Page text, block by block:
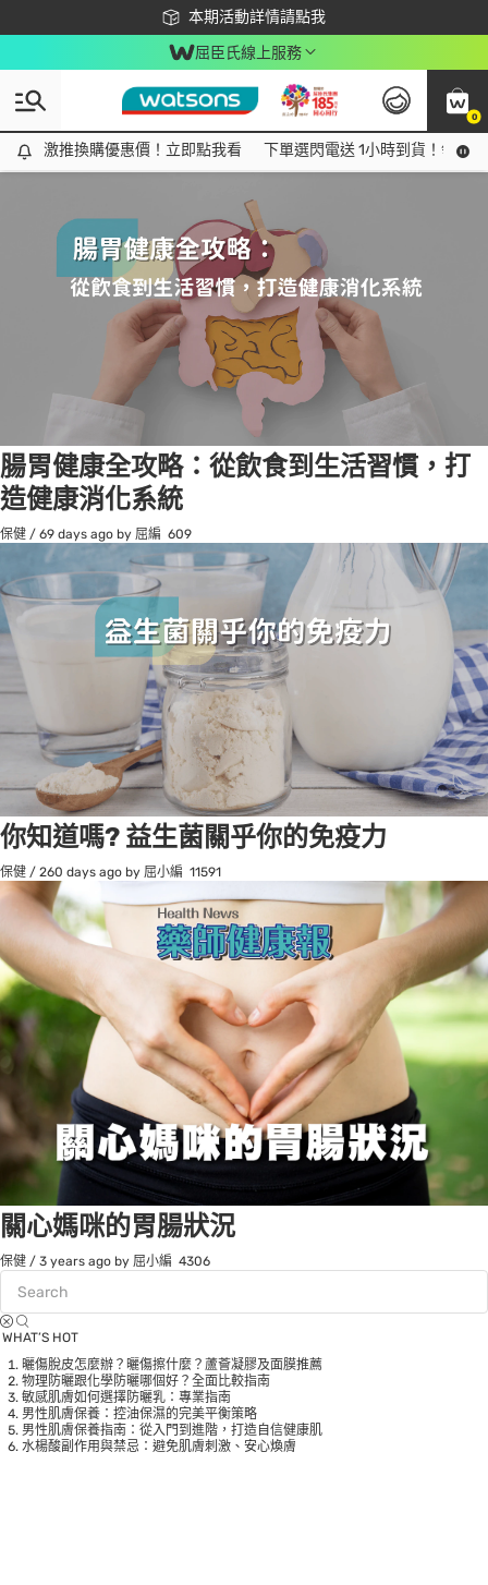
本期活動詳情請點我
下載app最高回饋$350
屈臣氏線上服務
0
激推換購優惠價！立即點我看
激推換購優惠價！立即點我看 下單選閃電送 1小時到貨！領神
Tag:消化3 item(s) found
腸胃健康全攻略：從飲食到生活習慣，打
造健康消化系統
保健 / 69 days ago by 屈編 609
你知道嗎? 益生菌關乎你的免疫力
保健 / 260 days ago by 屈小編 11591
關心媽咪的胃腸狀況
保健 / 3 years ago by 屈小編 4306
WHAT’S HOT
曬傷脫皮怎麼辦？曬傷擦什麼？蘆薈凝膠及面膜推薦
物理防曬跟化學防曬哪個好？全面比較指南
敏感肌膚如何選擇防曬乳：專業指南
男性肌膚保養：控油保濕的完美平衡策略
男性肌膚保養指南：從入門到進階，打造自信健康肌
水楊酸副作用與禁忌：避免肌膚刺激、安心煥膚